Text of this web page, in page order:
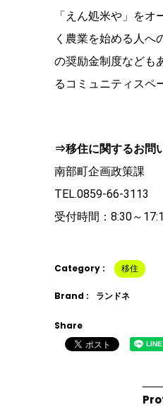
「えん処米や」を
く農業を始める人へ
の奨励金制度なども
るコミュニティスペ
⇒移住に関するお問
南部町企画政策課
TEL.0859-66-3113
受付時間：8:30～
Category : 移住
Brand : ランドネ
Share